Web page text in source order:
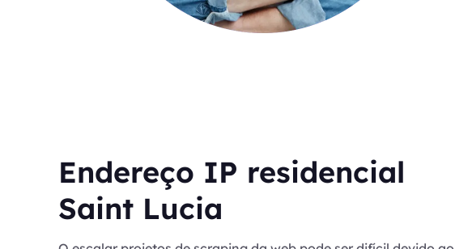
Endereço IP residencial
Saint Lucia